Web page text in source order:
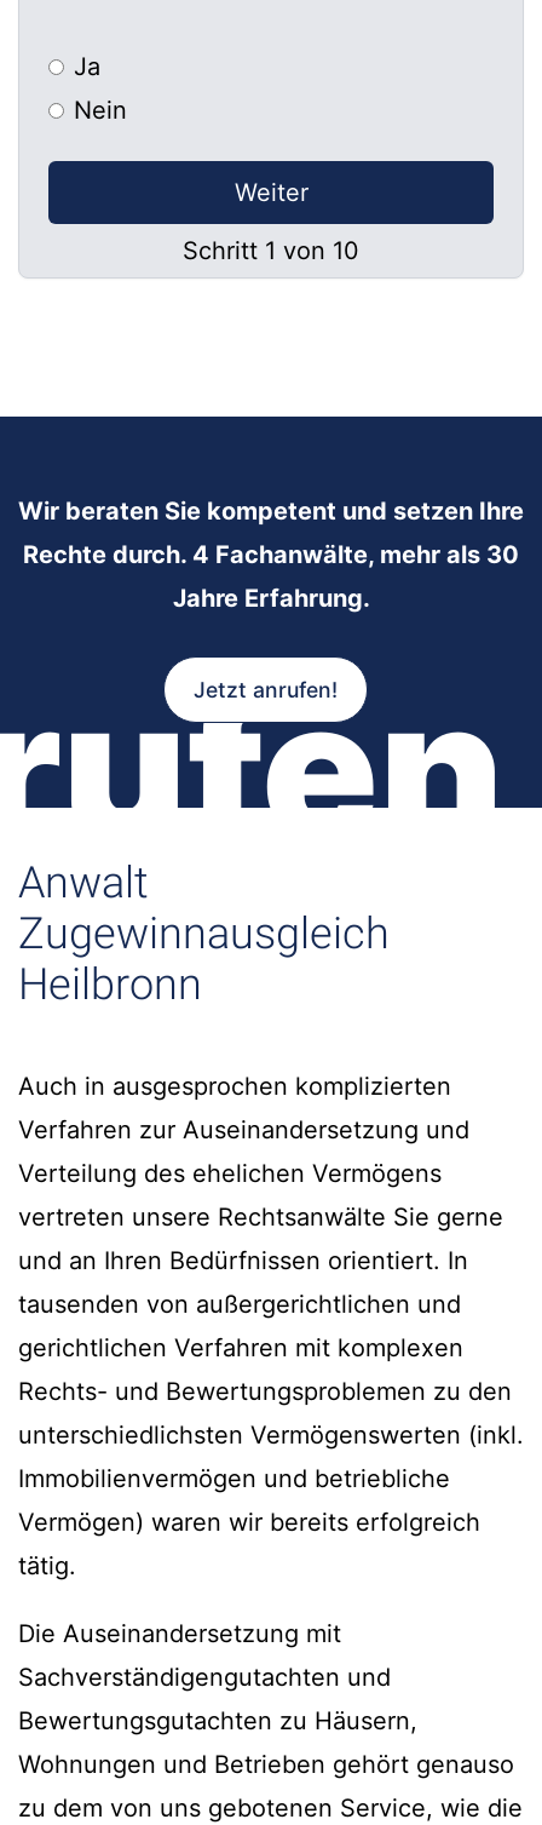
Ja
Nein
Weiter
Schritt 1 von 10
Wir beraten Sie kompetent und setzen Ihre
Rechte durch. 4 Fachanwälte, mehr als 30
Jahre Erfahrung.
Jetzt anrufen!
Anwalt
Zugewinnausgleich
Heilbronn
Auch in ausgesprochen komplizierten
Verfahren zur Auseinandersetzung und
Verteilung des ehelichen Vermögens
vertreten unsere Rechtsanwälte Sie gerne
und an Ihren Bedürfnissen orientiert. In
tausenden von außergerichtlichen und
gerichtlichen Verfahren mit komplexen
Rechts- und Bewertungsproblemen zu den
unterschiedlichsten Vermögenswerten (inkl.
Immobilienvermögen und betriebliche
Vermögen) waren wir bereits erfolgreich
tätig.
Die Auseinandersetzung mit
Sachverständigengutachten und
Bewertungsgutachten zu Häusern,
Wohnungen und Betrieben gehört genauso
zu dem von uns gebotenen Service, wie die